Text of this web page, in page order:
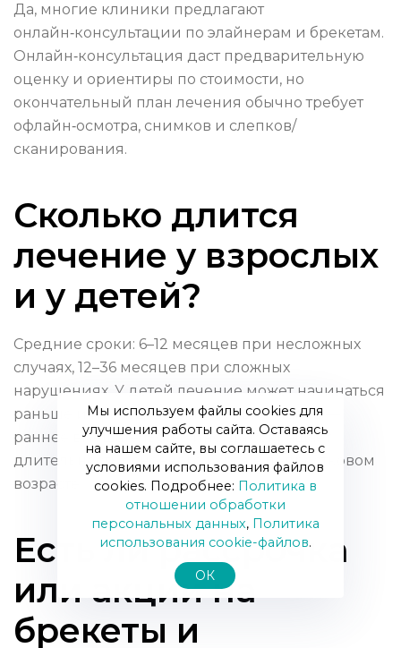
Да, многие клиники предлагают
онлайн‑консультации по элайнерам и брекетам.
Онлайн‑консультация даст предварительную
оценку и ориентиры по стоимости, но
окончательный план лечения обычно требует
офлайн‑осмотра, снимков и слепков/
сканирования.
Сколько длится
лечение у взрослых
и у детей?
Средние сроки: 6–12 месяцев при несложных
случаях, 12–36 месяцев при сложных
нарушениях. У детей лечение может начинаться
раньше и проходить в несколько этапов —
раннее вмешательство иногда сокращает
длительность основного курса в подростковом
возрасте.
Есть ли рассрочка
или акции на
брекеты и
Мы используем файлы cookies для
улучшения работы сайта. Оставаясь
на нашем сайте, вы соглашаетесь с
условиями использования файлов
cookies. Подробнее: Политика в
отношении обработки
персональных данных, Политика
использования сookie-файлов.
ОК